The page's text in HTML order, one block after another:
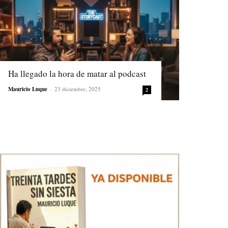
Ha llegado la hora de matar al podcast
Mauricio Luque - 23 diciembre, 2025 2